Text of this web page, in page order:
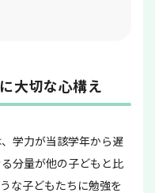
大切な心構え
学力が当該学年から遅
分量が他の子どもと比
な子どもたちに勉強を